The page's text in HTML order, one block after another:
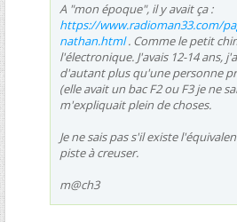
A "mon époque", il y avait ça :
https://www.radioman33.com/
nathan.html. Comme le petit
l'électronique. J'avais 12-14 ans,
d'autant plus qu'une personne
(elle avait un bac F2 ou F3 je ne
m'expliquait plein de choses.
Je ne sais pas s'il existe
piste à creuser.
m@ch3